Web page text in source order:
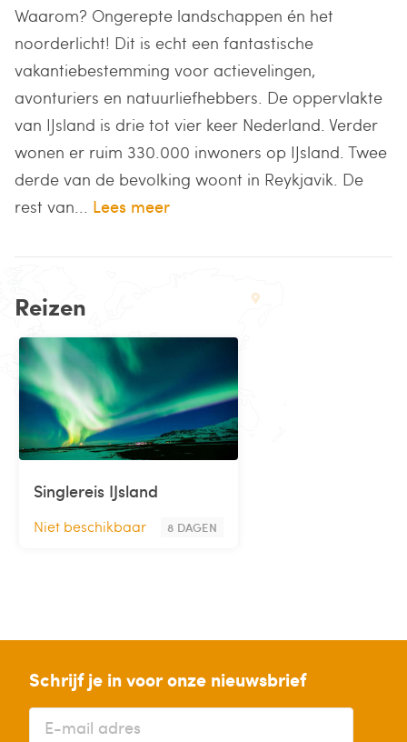
Waarom? Ongerepte landschappen én het
noorderlicht! Dit is echt een fantastische
vakantiebestemming voor actievelingen,
avonturiers en natuurliefhebbers. De oppervlakte
van IJsland is drie tot vier keer Nederland. Verder
wonen er ruim 330.000 inwoners op IJsland. Twee
derde van de bevolking woont in Reykjavik. De
rest van... Lees meer
Reizen
Singlereis IJsland
Niet beschikbaar 8 DAGEN
Schrijf je in voor onze nieuwsbrief